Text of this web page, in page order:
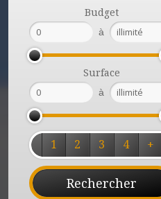
Budget
à
Surface
à
1 2 3 4 +